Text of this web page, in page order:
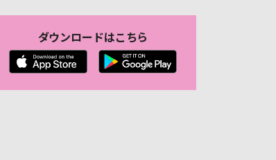
ダウンロードはこちら